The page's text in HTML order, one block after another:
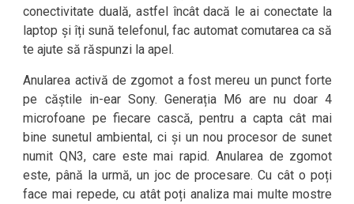
conectivitate duală, astfel încât dacă le ai conectate la
laptop și îți sună telefonul, fac automat comutarea ca să
te ajute să răspunzi la apel.
Anularea activă de zgomot a fost mereu un punct forte
pe căștile in-ear Sony. Generația M6 are nu doar 4
microfoane pe fiecare cască, pentru a capta cât mai
bine sunetul ambiental, ci și un nou procesor de sunet
numit QN3, care este mai rapid. Anularea de zgomot
este, până la urmă, un joc de procesare. Cu cât o poți
face mai repede, cu atât poți analiza mai multe mostre